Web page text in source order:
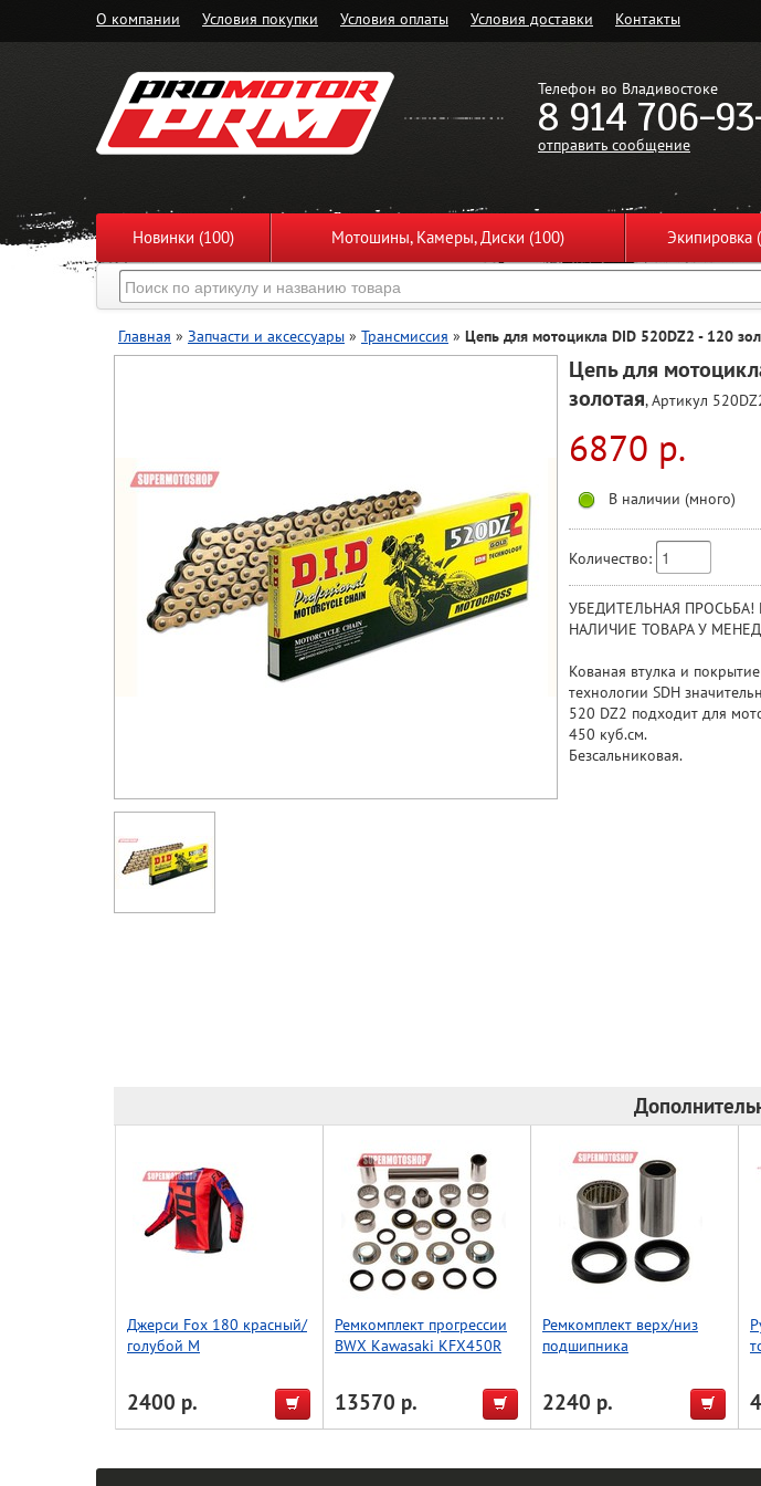
О компании Условия покупки Условия оплаты Условия доставки Контакты
Телефон во Владивостоке
8 914 706-
отправить сообщение
Новинки (100) Мотошины, Камеры, Диски (100) Экипировка
Главная » Запчасти и аксессуары » Трансмиссия » Цепь для мотоцикла DID 520DZ2 - 120
Цепь для
золотая, Артикул
6870 р.
В наличии (много)
Количество:
УБЕДИТЕЛЬНАЯ
НАЛИЧИЕ ТОВАРА У
Кованая втулка и
технологии SDH
520 DZ2 подходит для
450 куб.см.
Безсальниковая.
Джерси Fox 180 красный/
голубой M
2400 р.
Ремкомплект прогрессии
BWX Kawasaki KFX450R
13570 р.
Ремкомплект верх/низ
подшипника
CR80/85 96-07 (29-5018)
2240 р.